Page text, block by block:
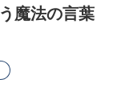
魔法の言葉